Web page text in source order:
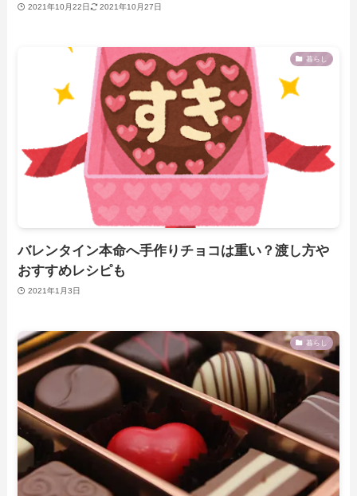
2021年10月22日 2021年10月27日
暮らし
バレンタイン本命へ手作りチョコは重い？渡し方や
おすすめレシピも
2021年1月3日
暮らし